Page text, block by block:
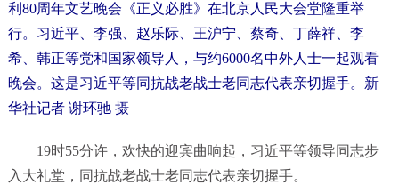
利80周年文艺晚会《正义必胜》在北京人民大会堂隆重举
行。习近平、李强、赵乐际、王沪宁、蔡奇、丁薛祥、李
希、韩正等党和国家领导人，与约6000名中外人士一起观看
晚会。这是习近平等同抗战老战士老同志代表亲切握手。新
华社记者 谢环驰 摄
19时55分许，欢快的迎宾曲响起，习近平等领导同志步
入大礼堂，同抗战老战士老同志代表亲切握手。